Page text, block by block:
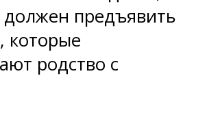
предъявить
которые
родство с